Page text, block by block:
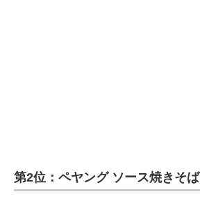
第2位：ペヤング ソース焼きそば